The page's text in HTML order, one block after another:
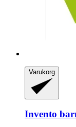
Varukorg
Invento